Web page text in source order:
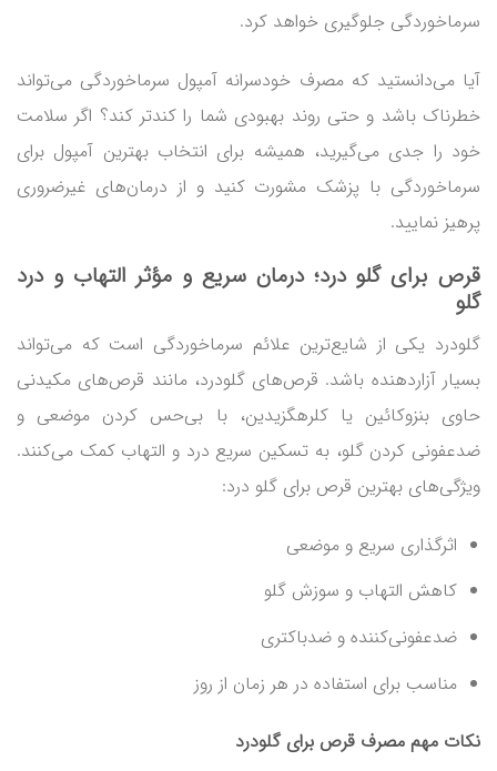
سرماخوردگی جلوگیری خواهد کرد.
آیا می‌دانستید که مصرف خودسرانه آمپول سرماخوردگی می‌تواند
خطرناک باشد و حتی روند بهبودی شما را کندتر کند؟ اگر سلامت
خود را جدی می‌گیرید، همیشه برای انتخاب بهترین آمپول برای
سرماخوردگی با پزشک مشورت کنید و از درمان‌های غیرضروری
پرهیز نمایید.
قرص برای گلو درد؛ درمان سریع و مؤثر التهاب و درد
گلو
گلودرد یکی از شایع‌ترین علائم سرماخوردگی است که می‌تواند
بسیار آزاردهنده باشد. قرص‌های گلودرد، مانند قرص‌های مکیدنی
حاوی بنزوکائین یا کلرهگزیدین، با بی‌حس کردن موضعی و
ضدعفونی کردن گلو، به تسکین سریع درد و التهاب کمک می‌کنند.
ویژگی‌های بهترین قرص برای گلو درد:
اثرگذاری سریع و موضعی
کاهش التهاب و سوزش گلو
ضدعفونی‌کننده و ضدباکتری
مناسب برای استفاده در هر زمان از روز
نکات مهم مصرف قرص برای گلودرد